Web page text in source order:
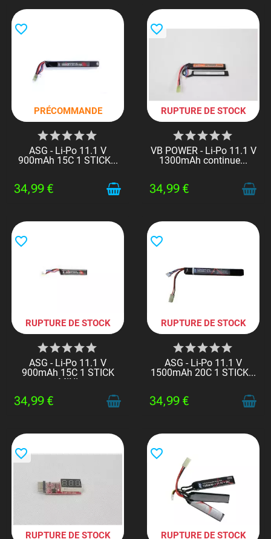
PRÉCOMMANDE
favorite_border
ASG - Li-Po 11.1 V
900mAh 15C 1 STICK...
34,99 €
RUPTURE DE STOCK
favorite_border
VB POWER - Li-Po 11.1 V
1300mAh continue...
34,99 €
RUPTURE DE STOCK
favorite_border
ASG - Li-Po 11.1 V
900mAh 15C 1 STICK
MINI
34,99 €
RUPTURE DE STOCK
favorite_border
ASG - Li-Po 11.1 V
1500mAh 20C 1 STICK...
34,99 €
RUPTURE DE STOCK
favorite_border
RUPTURE DE STOCK
favorite_border